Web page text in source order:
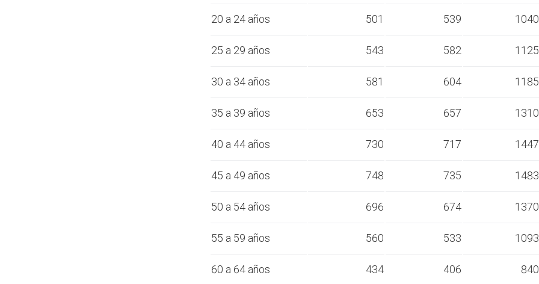
20 a 24 años 501 539 1040
25 a 29 años 543 582 1125
30 a 34 años 581 604 1185
35 a 39 años 653 657 1310
40 a 44 años 730 717 1447
45 a 49 años 748 735 1483
50 a 54 años 696 674 1370
55 a 59 años 560 533 1093
60 a 64 años 434 406 840